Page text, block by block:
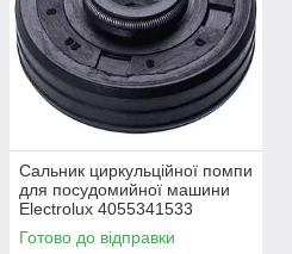
Сальник циркульційної помпи
для посудомийної машини
Electrolux 4055341533
Готово до відправки